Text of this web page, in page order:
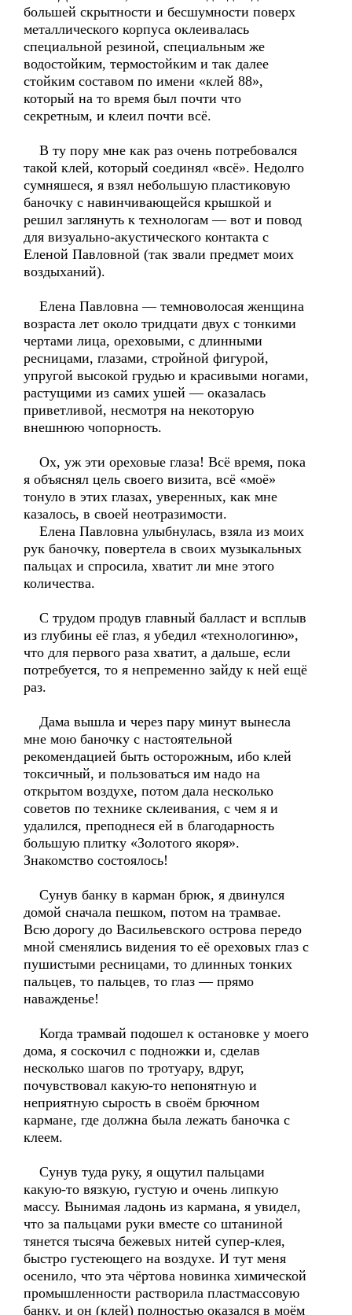
большей скрытности и бесшумности поверх
металлического корпуса оклеивалась
специальной резиной, специальным же
водостойким, термостойким и так далее
стойким составом по имени «клей 88»,
который на то время был почти что
секретным, и клеил почти всё.
В ту пору мне как раз очень потребовался
такой клей, который соединял «всё». Недолго
сумняшеся, я взял небольшую пластиковую
баночку с навинчивающейся крышкой и
решил заглянуть к технологам — вот и повод
для визуально-акустического контакта с
Еленой Павловной (так звали предмет моих
воздыханий).
Елена Павловна — темноволосая женщина
возраста лет около тридцати двух с тонкими
чертами лица, ореховыми, с длинными
ресницами, глазами, стройной фигурой,
упругой высокой грудью и красивыми ногами,
растущими из самих ушей — оказалась
приветливой, несмотря на некоторую
внешнюю чопорность.
Ох, уж эти ореховые глаза! Всё время, пока
я объяснял цель своего визита, всё «моё»
тонуло в этих глазах, уверенных, как мне
казалось, в своей неотразимости.
Елена Павловна улыбнулась, взяла из моих
рук баночку, повертела в своих музыкальных
пальцах и спросила, хватит ли мне этого
количества.
С трудом продув главный балласт и всплыв
из глубины её глаз, я убедил «технологиню»,
что для первого раза хватит, а дальше, если
потребуется, то я непременно зайду к ней ещё
раз.
Дама вышла и через пару минут вынесла
мне мою баночку с настоятельной
рекомендацией быть осторожным, ибо клей
токсичный, и пользоваться им надо на
открытом воздухе, потом дала несколько
советов по технике склеивания, с чем я и
удалился, преподнеся ей в благодарность
большую плитку «Золотого якоря».
Знакомство состоялось!
Сунув банку в карман брюк, я двинулся
домой сначала пешком, потом на трамвае.
Всю дорогу до Васильевского острова передо
мной сменялись видения то её ореховых глаз с
пушистыми ресницами, то длинных тонких
пальцев, то пальцев, то глаз — прямо
наважденье!
Когда трамвай подошел к остановке у моего
дома, я соскочил с подножки и, сделав
несколько шагов по тротуару, вдруг,
почувствовал какую-то непонятную и
неприятную сырость в своём брючном
кармане, где должна была лежать баночка с
клеем.
Сунув туда руку, я ощутил пальцами
какую-то вязкую, густую и очень липкую
массу. Вынимая ладонь из кармана, я увидел,
что за пальцами руки вместе со штаниной
тянется тысяча бежевых нитей супер-клея,
быстро густеющего на воздухе. И тут меня
осенило, что эта чёртова новинка химической
промышленности растворила пластмассовую
банку, и он (клей) полностью оказался в моём